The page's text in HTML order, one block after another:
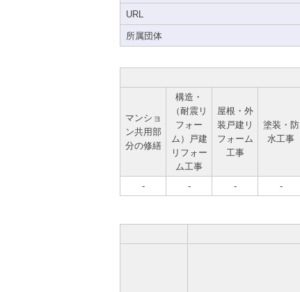
URL
所属団体
マンショ
ン共用部
分の修繕
構造・
（耐震リ
フォー
ム）戸建
リフォー
ム工事
屋根・外
装戸建リ
フォーム
工事
塗装・防
水工事
- - - -